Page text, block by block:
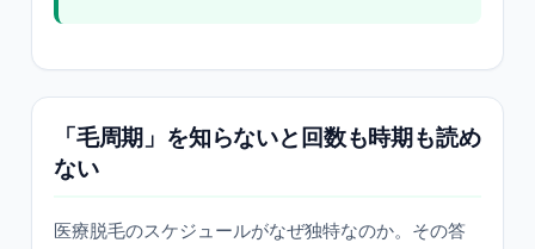
「毛周期」を知らないと回数も時期も読め
ない
医療脱毛のスケジュールがなぜ独特なのか。その答